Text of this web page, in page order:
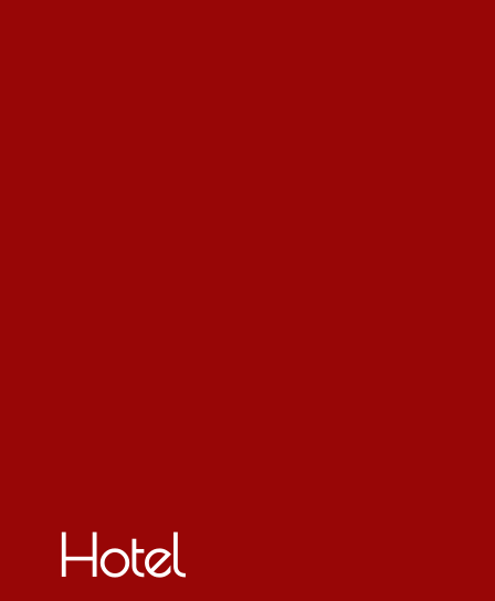
Hotel